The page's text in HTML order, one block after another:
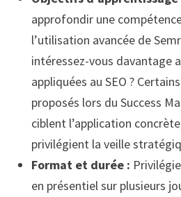
approfondir une
l’utilisation avancée de
intéressez-vous davantage
appliquées au SEO ?
proposés lors du Success
ciblent l’application
privilégient la veille
Format et durée :
en présentiel sur plusieurs